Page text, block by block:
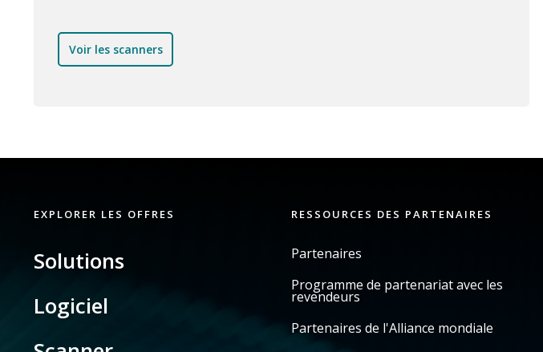
Voir les scanners
EXPLORER LES OFFRES
Solutions
Logiciel
RESSOURCES DES PARTENAIRES
Partenaires
Programme de partenariat avec les
revendeurs
Partenaires de l'Alliance mondiale